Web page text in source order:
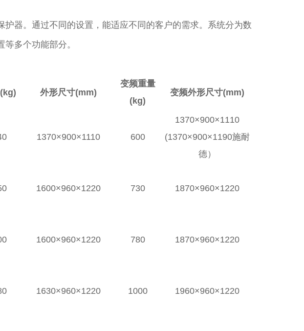
器。通过不同的设置，能适应不同的客户的需求。系统分为数
多个功能部分。
外形尺寸(mm)
变频重量
(kg)
变频外形尺寸(mm)
1370×900×1110 600
1370×900×1110
(1370×900×1190施耐
德）
1600×960×1220 730 1870×960×1220
1600×960×1220 780 1870×960×1220
1630×960×1220 1000 1960×960×1220